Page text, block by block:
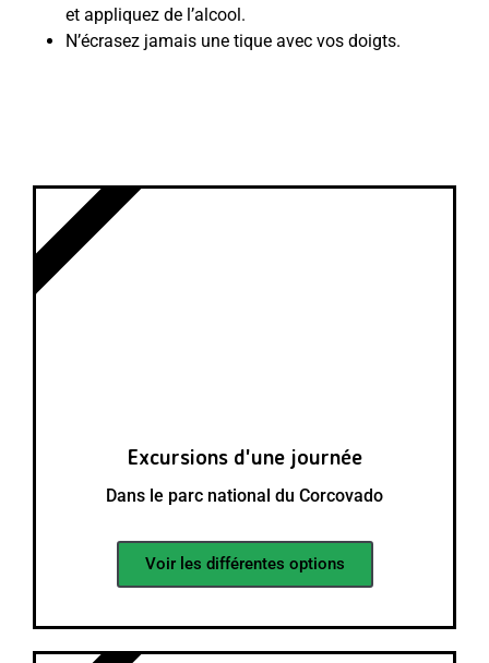
et appliquez de l’alcool.
N’écrasez jamais une tique avec vos doigts.
Excursions d'une journée
Dans le parc national du Corcovado
Voir les différentes options
CORCOVADO